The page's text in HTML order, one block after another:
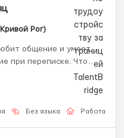
Рог)
общение и умеет
переписке. Что
платформы. •
пользователям с
небольшие
Пре...
Без языка Работа